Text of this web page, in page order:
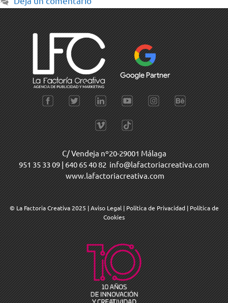
C/ Vendeja nº20-29001 Málaga
951 35 33 09 | 640 65 40 82 info@lafactoriacreativa.com
www.lafactoriacreativa.com
© La Factoria Creativa 2025 |Aviso Legal | Política de Privacidad | Política de
Cookies